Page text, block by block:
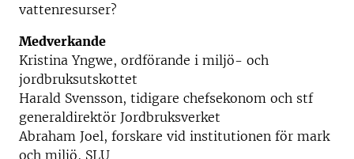
vattenresurser?
Medverkande
Kristina Yngwe, ordförande i miljö- och
jordbruksutskottet
Harald Svensson, tidigare chefsekonom och stf
generaldirektör Jordbruksverket
Abraham Joel, forskare vid institutionen för mark
och miljö, SLU